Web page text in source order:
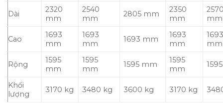
Dài
2320
mm
2540
mm
2805 mm
2350
mm
mm
Cao
1693
mm
1693
mm
1693 mm
1693
mm
mm
Rộng
1595
mm
1595
mm
1595 mm
1595
mm
Khối
lượng
3170 kg 3480 kg 3600 kg 3170 kg